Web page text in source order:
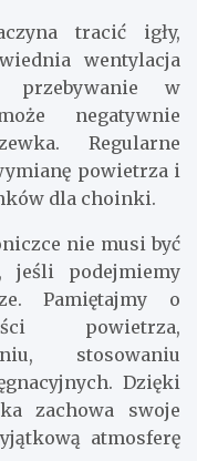
tracić igły,
wentylacja
przebywanie w
negatywnie
Regularne
powietrza i
dla choinki.
nie musi być
jeśli podejmiemy
Pamiętajmy o
powietrza,
stosowaniu
Dzięki
zachowa swoje
atmosferę